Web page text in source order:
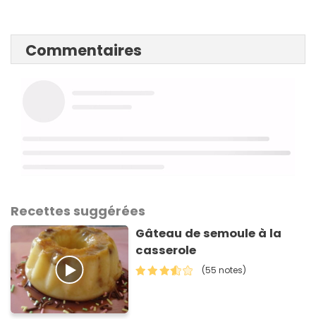
Commentaires
Recettes suggérées
Gâteau de semoule à la
casserole
(55 notes)